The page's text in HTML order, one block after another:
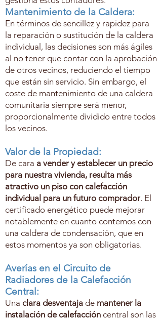
Mantenimiento de la Caldera:
En términos de sencillez y rapidez para
la reparación o sustitución de la caldera
individual, las decisiones son más ágiles
al no tener que contar con la aprobación
de otros vecinos, reduciendo el tiempo
que están sin servicio. Sin embargo, el
coste de mantenimiento de una caldera
comunitaria siempre será menor,
proporcionalmente dividido entre todos
los vecinos.
Valor de la Propiedad:
De cara a vender y establecer un precio
para nuestra vivienda, resulta más
atractivo un piso con calefacción
individual para un futuro comprador. El
certificado energético puede mejorar
notablemente en cuanto contemos con
una caldera de condensación, que en
estos momentos ya son obligatorias.
Averías en el Circuito de
Radiadores de la Calefacción
Central:
Una clara desventaja de mantener la
instalación de calefacción central son las